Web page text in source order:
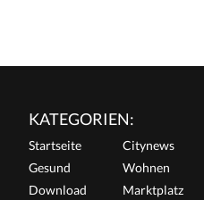
KATEGORIEN:
Startseite Citynews
Gesund
Wohnen
Download
Marktplatz